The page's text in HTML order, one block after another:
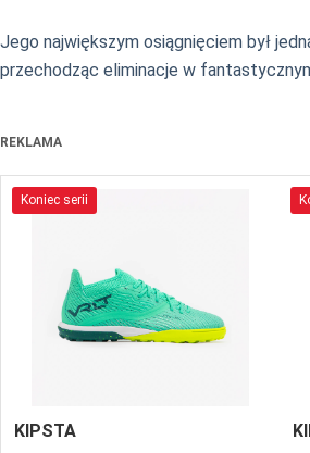
Jego największym osiągnięciem był
przechodząc eliminacje w
REKLAMA
Koniec serii
KIPSTA